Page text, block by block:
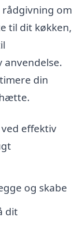
om
til dit køkken,
anvendelse.
din
effektiv
og skabe
dit